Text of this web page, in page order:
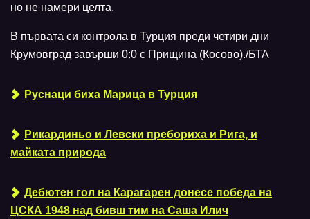
но не намери целта.
В първата си контрола в Турция преди четири дни
Крумовград завърши 0:0 с Прищина (Косово)./БТА
Руснаци биха Марица в Турция
Рикардиньо и Левски пребориха и Рига, и
майката природа
Дебютен гол на Карагарен донесе победа на
ЦСКА 1948 над бивш тим на Саша Илич